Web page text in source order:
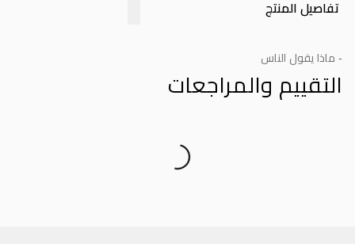
تفاصيل المنتج
- ماذا يقول الناس
التقييم والمراجعات